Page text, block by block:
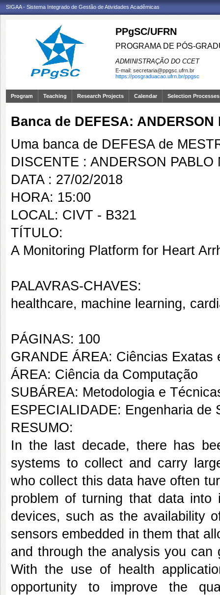
SIGAA - Sistema Integrado de Gestão de Atividades Acadêmicas
PPgSC/UFRN
PROGRAMA DE PÓS-
ADMINISTRAÇÃO DO CCET
E-mail: secretaria@ppgsc.ufrn.br
https://posgraduacao.ufrn.br/ppgsc
Program Teaching Research Projects Calendar Selection Processes
Banca de DEFESA:
Uma banca de DEFESA de
DISCENTE : ANDERSON PABLO
DATA : 27/02/2018
HORA: 15:00
LOCAL: CIVT - B321
TÍTULO:
A Monitoring Platform for Heart
PALAVRAS-CHAVES:
healthcare, machine learning,
PÁGINAS: 100
GRANDE ÁREA: Ciências Exatas
ÁREA: Ciência da Computação
SUBÁREA: Metodologia e
ESPECIALIDADE: Engenharia de
RESUMO:
In the last decade, there has
systems to collect and carry
who collect this data have often
problem of turning that data into
devices, such as the availability
sensors embedded in them that
and through the analysis you
With the use of health
opportunity to improve the